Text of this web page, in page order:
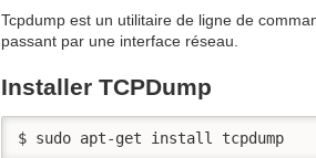
Tcpdump est un utilitaire de ligne de
passant par une interface réseau.
Installer TCPDump
$ sudo apt-get install tcpdump